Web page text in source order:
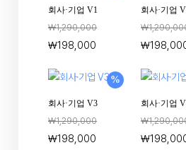
회사·기업 V1
₩1,290,000
₩198,000
회사·기업
₩
₩
%
회사·기업 V3
₩1,290,000
₩198,000
회사·기업
₩
₩